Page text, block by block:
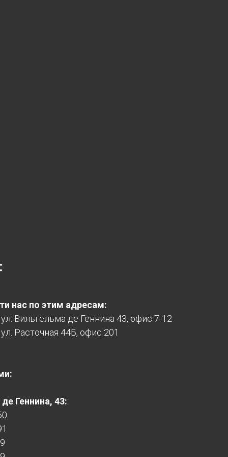
нас по этим адресам:
ул. Вильгельма де Геннина 43, офис 7-12
ул. Расточная 44Б, офис 201
Геннина, 43: